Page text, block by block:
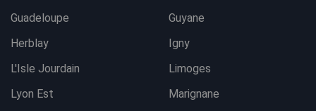
Guadeloupe
Guyane
Herblay
Igny
L'Isle Jourdain
Limoges
Lyon Est
Marignane